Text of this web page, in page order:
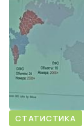
СТАТИСТИКА